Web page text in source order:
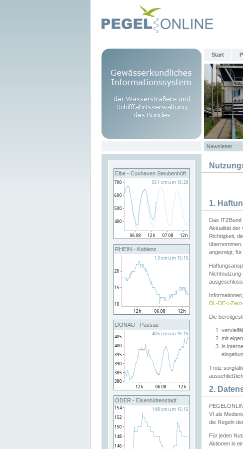
Start
Newsletter
Elbe - Cuxhaven Steubenhöft
RHEIN - Koblenz
DONAU - Passau
ODER - Eisenhüttenstadt
1.
Das
Aktualität der
Richtigkeit,
angezeigt,
Nichtnutzung
DL-DE-
Die
mit
in
Trotz
2.
VI als
die Regeln
Für jeden
Aktionen in